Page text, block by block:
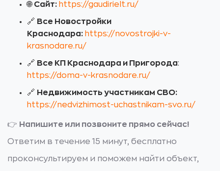
🌐Сайт: https://gaudirielt.ru/
🔗 Все Новостройки
Краснодара: https://novostrojki-v-
krasnodare.ru/
🔗 Все КП Краснодара и Пригорода:
https://doma-v-krasnodare.ru/
🔗 Недвижимость участникам СВО:
https://nedvizhimost-uchastnikam-svo.ru/
👉 Напишите или позвоните прямо сейчас!
Ответим в течение 15 минут, бесплатно
проконсультируем и поможем найти объект,